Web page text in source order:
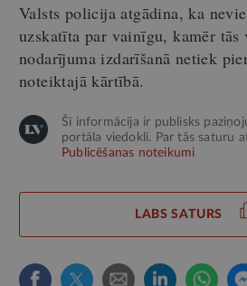
Valsts policija atgādina, ka
uzskatīta par vainīgu, kamēr tās
nodarījuma izdarīšanā netiek
noteiktajā kārtībā.
Šī informācija ir publisks
portāla viedokli. Par tās saturu
Publicēšanas noteikumi
LABS SATURS